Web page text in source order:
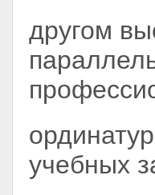
другом
учебных